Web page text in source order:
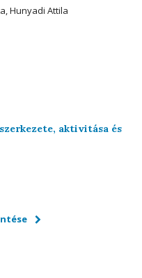
Hunyadi Attila
aktivitása és